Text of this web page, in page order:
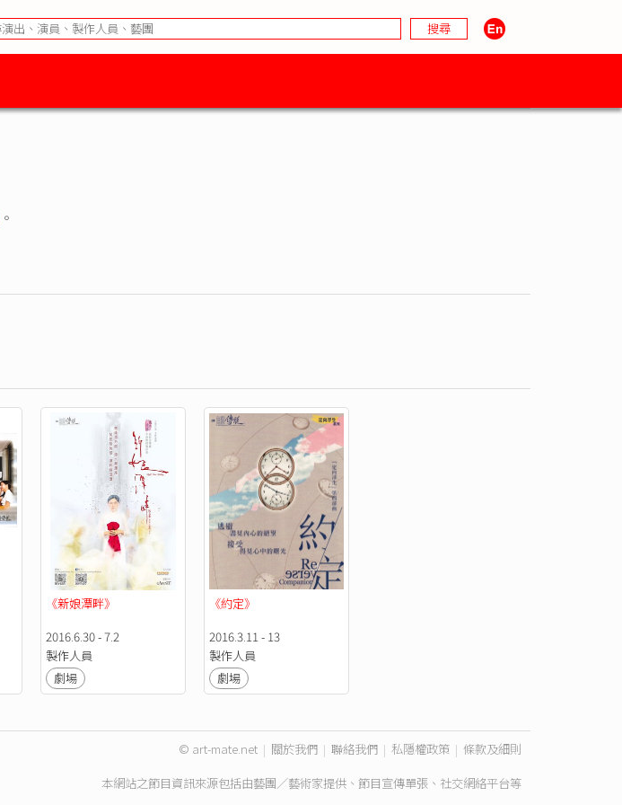
。
《新娘潭畔》
2016.6.30 - 7.2
製作人員
劇場
《約定》
2016.3.11 - 13
製作人員
劇場
© art-mate.net | 關於我們 | 聯絡我們 | 私隱權政策 | 條款及細則
本網站之節目資訊來源包括由藝團／藝術家提供、節目宣傳單張、社交網絡平台等